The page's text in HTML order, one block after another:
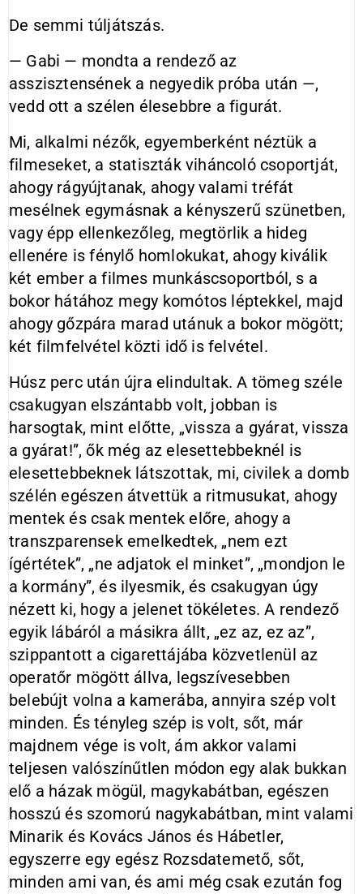
De semmi túljátszás.
— Gabi — mondta a rendező az
asszisztensének a negyedik próba után —,
vedd ott a szélen élesebbre a figurát.
Mi, alkalmi nézők, egyemberként néztük a
filmeseket, a statiszták viháncoló csoportját,
ahogy rágyújtanak, ahogy valami tréfát
mesélnek egymásnak a kényszerű szünetben,
vagy épp ellenkezőleg, megtörlik a hideg
ellenére is fénylő homlokukat, ahogy kiválik
két ember a filmes munkáscsoportból, s a
bokor hátához megy komótos léptekkel, majd
ahogy gőzpára marad utánuk a bokor mögött;
két filmfelvétel közti idő is felvétel.
Húsz perc után újra elindultak. A tömeg széle
csakugyan elszántabb volt, jobban is
harsogtak, mint előtte, „vissza a gyárat, vissza
a gyárat!”, ők még az elesettebbeknél is
elesettebbeknek látszottak, mi, civilek a domb
szélén egészen átvettük a ritmusukat, ahogy
mentek és csak mentek előre, ahogy a
transzparensek emelkedtek, „nem ezt
ígértétek”, „ne adjatok el minket”, „mondjon le
a kormány”, és ilyesmik, és csakugyan úgy
nézett ki, hogy a jelenet tökéletes. A rendező
egyik lábáról a másikra állt, „ez az, ez az”,
szippantott a cigarettájába közvetlenül az
operatőr mögött állva, legszívesebben
belebújt volna a kamerába, annyira szép volt
minden. És tényleg szép is volt, sőt, már
majdnem vége is volt, ám akkor valami
teljesen valószínűtlen módon egy alak bukkan
elő a házak mögül, magykabátban, egészen
hosszú és szomorú nagykabátban, mint valami
Minarik és Kovács János és Hábetler,
egyszerre egy egész Rozsdatemető, sőt,
minden ami van, és ami még csak ezután fog